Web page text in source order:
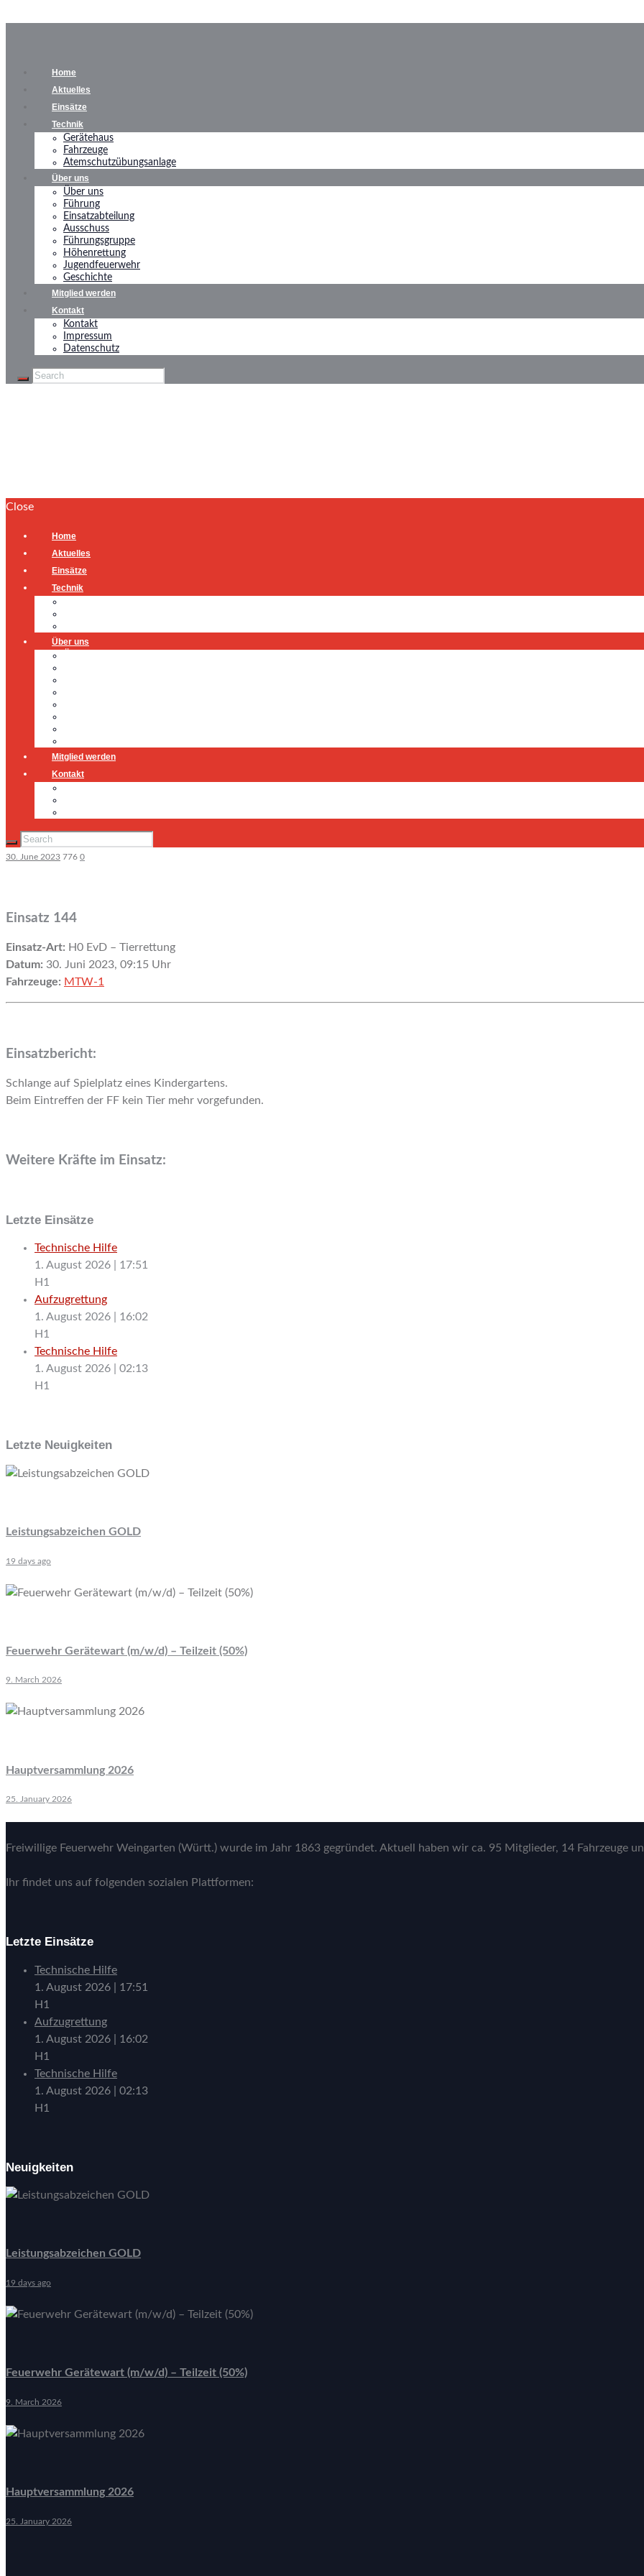
Home
Aktuelles
Einsätze
Technik
Gerätehaus
Fahrzeuge
Atemschutzübungsanlage
Über uns
Über uns
Führung
Einsatzabteilung
Ausschuss
Führungsgruppe
Höhenrettung
Jugendfeuerwehr
Geschichte
Mitglied werden
Kontakt
Kontakt
Impressum
Datenschutz
Close
Home
Aktuelles
Einsätze
Technik
Über uns
Mitglied werden
Kontakt
30. June 2023 776 0
Einsatz 144
Einsatz-Art: H0 EvD – Tierrettung
Datum: 30. Juni 2023, 09:15 Uhr
Fahrzeuge: MTW-1
Einsatzbericht:
Schlange auf Spielplatz eines Kindergartens.
Beim Eintreffen der FF kein Tier mehr vorgefunden.
Weitere Kräfte im Einsatz:
Letzte Einsätze
Technische Hilfe
1. August 2026
17:51
H1
Aufzugrettung
1. August 2026
16:02
H1
Technische Hilfe
1. August 2026
02:13
H1
Letzte Neuigkeiten
Leistungsabzeichen GOLD
19 days ago
Feuerwehr Gerätewart (m/w/d) – Teilzeit (50%)
9. March 2026
Hauptversammlung 2026
25. January 2026
Freiwillige Feuerwehr Weingarten (Württ.) wurde im Jahr 1863 gegründet. Aktuell haben wir ca. 95 Mitglieder, 14 Fahrzeuge
Ihr findet uns auf folgenden sozialen Plattformen:
Letzte Einsätze
Technische Hilfe
1. August 2026
17:51
H1
Aufzugrettung
1. August 2026
16:02
H1
Technische Hilfe
1. August 2026
02:13
H1
Neuigkeiten
Leistungsabzeichen GOLD
19 days ago
Feuerwehr Gerätewart (m/w/d) – Teilzeit (50%)
9. March 2026
Hauptversammlung 2026
25. January 2026